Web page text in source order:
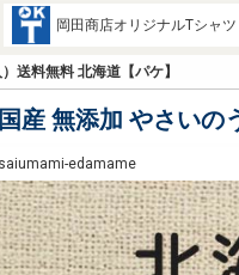
岡田商店オリジナルTシャツ
送料無料 北海道【パケ】
産 無添加 やさいの
edamame